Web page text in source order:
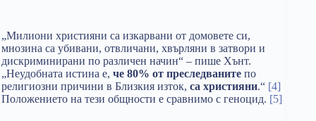
„Милиони християни са изкарвани от домовете си,
мнозина са убивани, отвличани, хвърляни в затвори и
дискриминирани по различен начин“ – пише Хънт.
„Неудобната истина е, че 80% от преследваните по
религиозни причини в Близкия изток, са християни.“ [4]
Положението на тези общности е сравнимо с геноцид. [5]